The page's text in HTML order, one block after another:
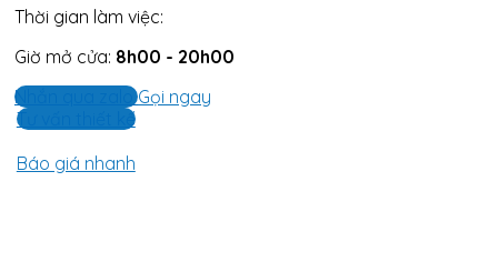
Thời gian làm việc:
Giờ mở cửa: 8h00 - 20h00
Nhắn qua zalo
Gọi ngay
Tư vấn thiết kế
Báo giá nhanh